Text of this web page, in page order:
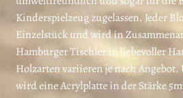
Kinderspielzeug zugelassen. Jeder
Einzelstück und wird in
Hamburger Tischler in liebevoller
Holzarten variieren je nach
wird eine Acrylplatte in der Stärke